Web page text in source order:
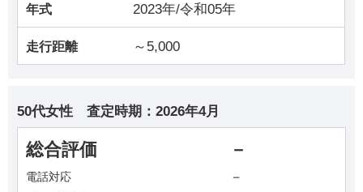
年式 2023年/令和05年
走行距離 ～5,000
50代女性 査定時期： 2026年4月
総合評価 －
電話対応 －